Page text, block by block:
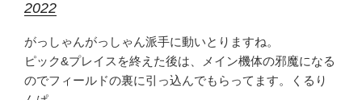
2022
がっしゃんがっしゃん派手に動いとりますね。
ピック&プレイスを終えた後は、メイン機体の邪魔になる
のでフィールドの裏に引っ込んでもらってます。くるり